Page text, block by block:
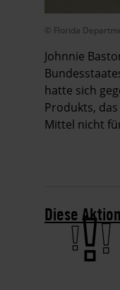
© Florida
Johnnie
hatte sich
Produkts,
Mittel nicht
Diese